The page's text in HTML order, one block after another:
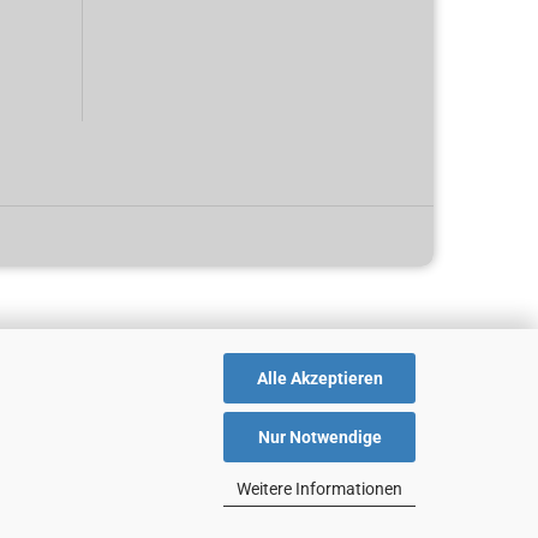
Alle Akzeptieren
Nur Notwendige
Weitere Informationen